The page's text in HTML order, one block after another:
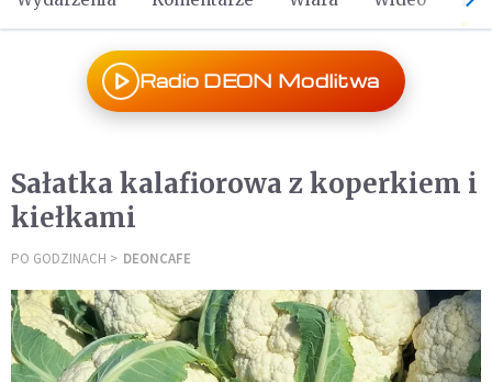
Radio DEON Modlitwa
Sałatka kalafiorowa z koperkiem i
kiełkami
PO GODZINACH DEONCAFE